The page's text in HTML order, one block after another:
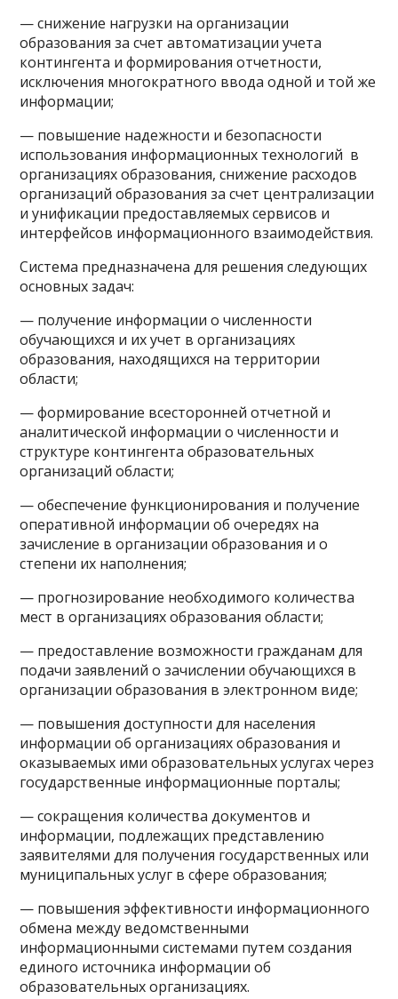
— снижение нагрузки на организации
образования за счет автоматизации учета
контингента и формирования отчетности,
исключения многократного ввода одной и той же
информации;
— повышение надежности и безопасности
использования информационных технологий в
организациях образования, снижение расходов
организаций образования за счет централизации
и унификации предоставляемых сервисов и
интерфейсов информационного взаимодействия.
Система предназначена для решения следующих
основных задач:
— получение информации о численности
обучающихся и их учет в организациях
образования, находящихся на территории
области;
— формирование всесторонней отчетной и
аналитической информации о численности и
структуре контингента образовательных
организаций области;
— обеспечение функционирования и получение
оперативной информации об очередях на
зачисление в организации образования и о
степени их наполнения;
— прогнозирование необходимого количества
мест в организациях образования области;
— предоставление возможности гражданам для
подачи заявлений о зачислении обучающихся в
организации образования в электронном виде;
— повышения доступности для населения
информации об организациях образования и
оказываемых ими образовательных услугах через
государственные информационные порталы;
— сокращения количества документов и
информации, подлежащих представлению
заявителями для получения государственных или
муниципальных услуг в сфере образования;
— повышения эффективности информационного
обмена между ведомственными
информационными системами путем создания
единого источника информации об
образовательных организациях.